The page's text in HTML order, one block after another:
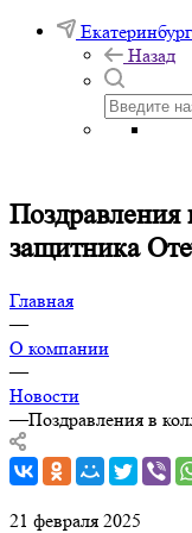
Екатеринбург
Назад
Поздравления
защитника
Главная
—
О компании
—
Новости
—Поздравления в
21 февраля 2025